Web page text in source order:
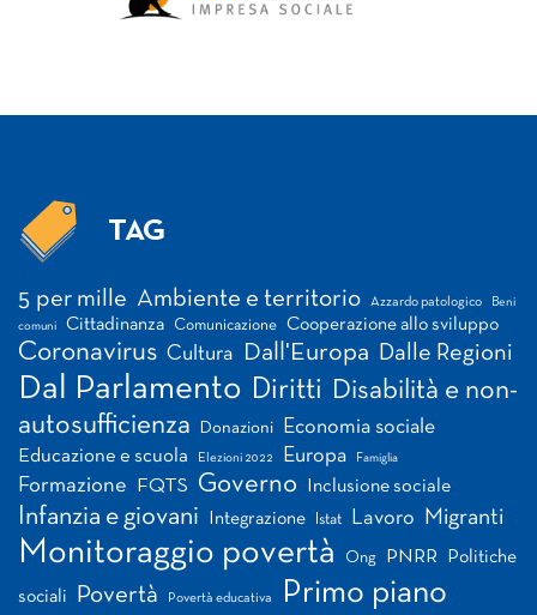
TAG
5 per mille Ambiente e territorio Azzardo patologico Beni
comuni Cittadinanza Comunicazione Cooperazione allo sviluppo
Coronavirus Cultura Dall'Europa Dalle Regioni
Dal Parlamento Diritti Disabilità e non-
autosufficienza
Donazioni Economia sociale
Educazione e scuola Elezioni 2022 Europa Famiglia
Formazione FQTS Governo Inclusione sociale
Infanzia e giovani Integrazione Istat Lavoro Migranti
Monitoraggio povertà Ong PNRR Politiche
sociali Povertà Povertà educativa Primo piano